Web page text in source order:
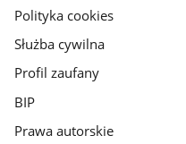
gov.pl
Polityka cookies
Służba cywilna
Profil zaufany
BIP
Prawa autorskie